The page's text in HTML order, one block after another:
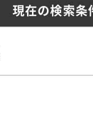
現在の検索条